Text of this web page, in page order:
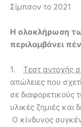
Σίμπσον το 2021
Η ολοκλήρωση
περιλαμβάνει
1. Τεστ αντοχής
απώλειες που
σε
υλικές ζημιές και
Ο κίνδυνος